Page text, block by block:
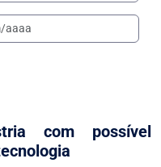
com possível